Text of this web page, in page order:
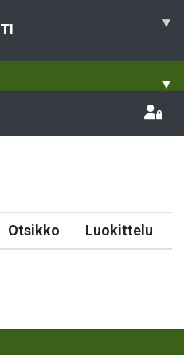
▾
▾
Otsikko Luokittelu